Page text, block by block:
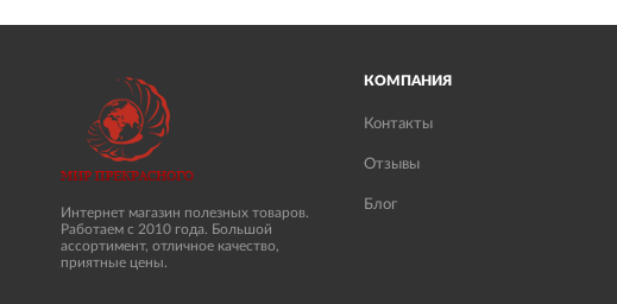
Интернет магазин полезных товаров.
Работаем с 2010 года. Большой
ассортимент, отличное качество,
приятные цены.
КОМПАНИЯ
Контакты
Отзывы
Блог